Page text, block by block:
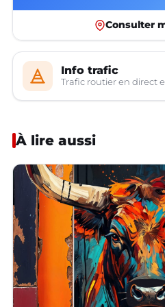
Consulter
Info trafic
Trafic routier en direct
À lire aussi